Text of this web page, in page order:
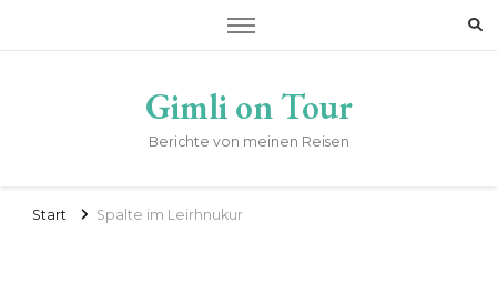
Gimli on Tour
Berichte von meinen Reisen
Start Spalte im Leirhnukur